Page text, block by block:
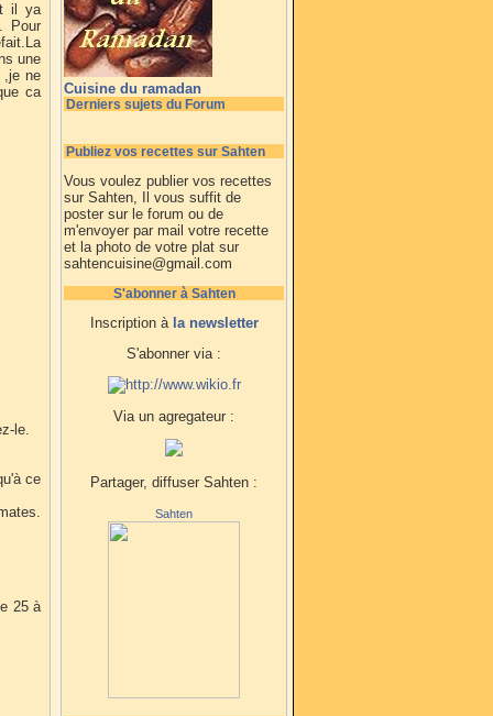
il ya
Pour
une
,je ne
ca
le.
ce
25 à
Cuisine du ramadan
Derniers sujets du Forum
Publiez vos recettes sur Sahten
Vous voulez publier vos recettes
sur Sahten, Il vous suffit de
poster sur le forum ou de
m'envoyer par mail votre recette
et la photo de votre plat sur
sahtencuisine@gmail.com
S'abonner à Sahten
Inscription à la newsletter
S'abonner via :
Via un agregateur :
Partager, diffuser Sahten :
Sahten